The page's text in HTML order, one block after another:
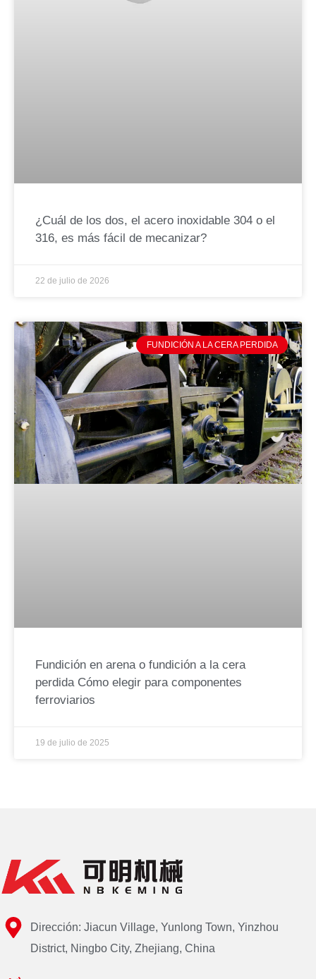
¿Cuál de los dos, el acero inoxidable 304 o el
316, es más fácil de mecanizar?
22 de julio de 2026
FUNDICIÓN A LA CERA PERDIDA
Fundición en arena o fundición a la cera
perdida Cómo elegir para componentes
ferroviarios
19 de julio de 2025
Dirección: Jiacun Village, Yunlong Town, Yinzhou
District, Ningbo City, Zhejiang, China